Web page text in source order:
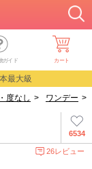
ガイド カート
最大級
度なし > ワンデー >
6534
26レビュー